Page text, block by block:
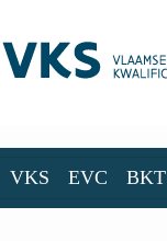
VKS EVC BKT